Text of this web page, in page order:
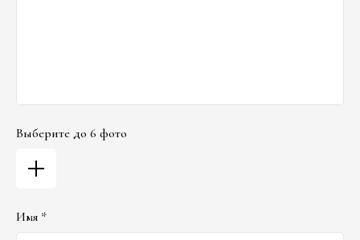
Выберите до 6 фото
Имя *